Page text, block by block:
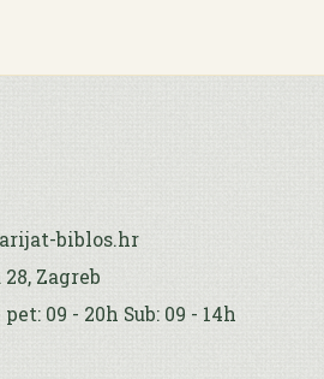
biblos.hr
Zagreb
09 - 20h Sub: 09 - 14h